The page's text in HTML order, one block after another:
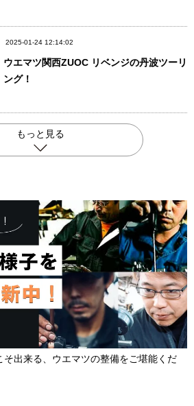
2025-01-24 12:14:02
ウエマツ関西ZUOC リベンジの丹波ツーリ
ング！
もっと見る
出来る、ウエマツの整備をご堪能くだ